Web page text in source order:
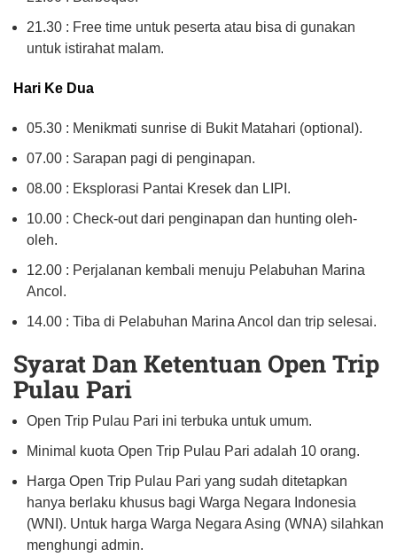
21.30 : Free time untuk peserta atau bisa di gunakan
untuk istirahat malam.
Hari Ke Dua
05.30 : Menikmati sunrise di Bukit Matahari (optional).
07.00 : Sarapan pagi di penginapan.
08.00 : Eksplorasi Pantai Kresek dan LIPI.
10.00 : Check-out dari penginapan dan hunting oleh-
oleh.
12.00 : Perjalanan kembali menuju Pelabuhan Marina
Ancol.
14.00 : Tiba di Pelabuhan Marina Ancol dan trip selesai.
Syarat Dan Ketentuan Open Trip
Pulau Pari
Open Trip Pulau Pari ini terbuka untuk umum.
Minimal kuota Open Trip Pulau Pari adalah 10 orang.
Harga Open Trip Pulau Pari yang sudah ditetapkan
hanya berlaku khusus bagi Warga Negara Indonesia
(WNI). Untuk harga Warga Negara Asing (WNA) silahkan
menghungi admin.